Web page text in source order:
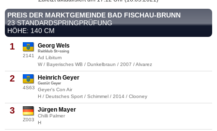
PREIS DER MARKTGEMEINDE BAD FISCHAU-BRUNN
23 STANDARDSPRINGPRÜFUNG
HÖHE: 140 CM
1
2141
Georg Wels
Reitklub St÷ssing
Ad Libitum
W / Bayerisches WB / Dunkelbraun / 2007 / Alvarez
2
4S63
Heinrich Geyer
Gestüt Geyer
Geyer's Con Air
H / Deutsches Sport / Schimmel / 2014 / Clooney
3
Z003
Jürgen Mayer
Chilli Palmer
H